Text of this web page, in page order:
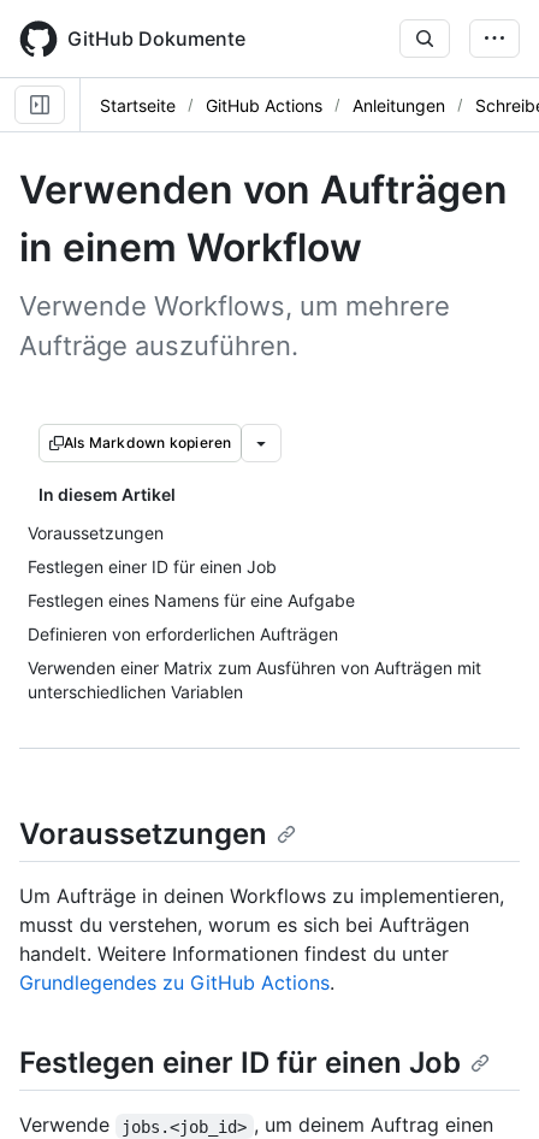
main
content
GitHub Dokumente
Startseite GitHub Actions Anleitungen
Verwenden von Aufträgen
in einem Workflow
Verwende Workflows, um mehrere
Aufträge auszuführen.
Als Markdown kopieren
In diesem Artikel
Voraussetzungen
Festlegen einer ID für einen Job
Festlegen eines Namens für eine Aufgabe
Definieren von erforderlichen Aufträgen
Verwenden einer Matrix zum Ausführen von Aufträgen mit
unterschiedlichen Variablen
Voraussetzungen
Um Aufträge in deinen Workflows zu implementieren,
musst du verstehen, worum es sich bei Aufträgen
handelt. Weitere Informationen findest du unter
Grundlegendes zu GitHub Actions.
Festlegen einer ID für einen Job
Verwende jobs.<job_id> , um deinem Auftrag einen